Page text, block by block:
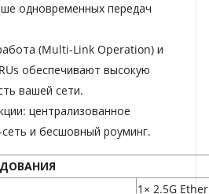
одновременных передач
(Multi-Link Operation) и
обеспечивают высокую
вашей сети.
централизованное
и бесшовный роуминг.
1× 2.5G